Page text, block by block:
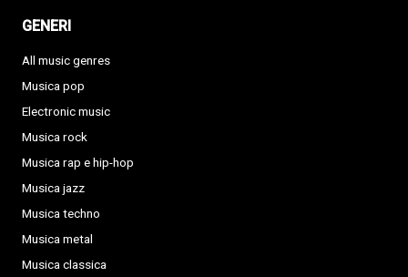
GENERI
All music genres
Musica pop
Electronic music
Musica rock
Musica rap e hip-hop
Musica jazz
Musica techno
Musica metal
Musica classica